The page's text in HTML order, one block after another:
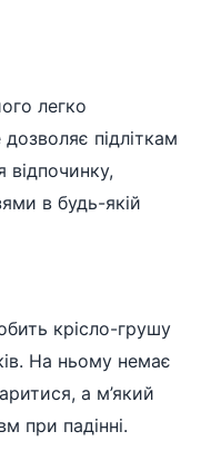
легко
підліткам
в будь-якій
крісло-грушу
На ньому немає
а м’який
при падінні.